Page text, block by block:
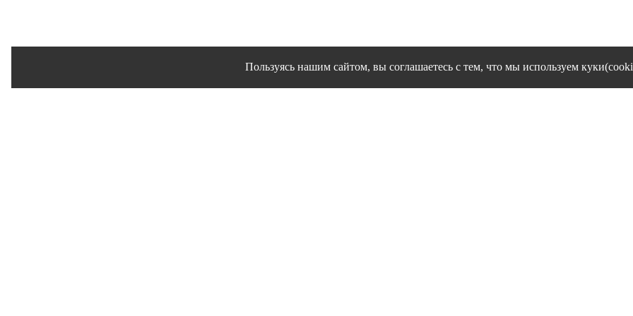
Пользуясь нашим сайтом, вы соглашаетесь с тем, что мы используем